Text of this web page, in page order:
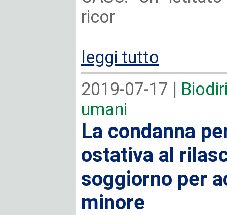
ricor
leggi tutto
2019-07-17 |
umani
La condanna
ostativa al
soggiorno per
minore